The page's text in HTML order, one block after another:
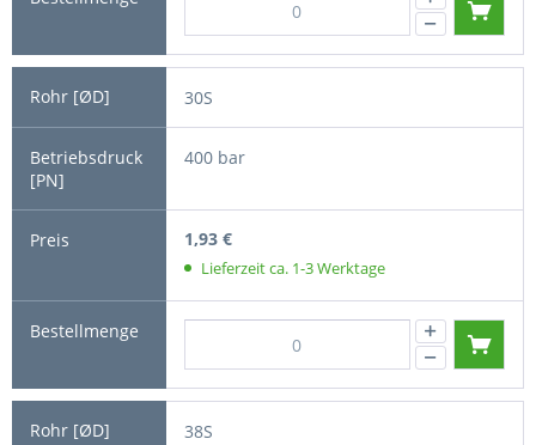
30S
400 bar
1,93 €
Lieferzeit ca. 1-3 Werktage
38S